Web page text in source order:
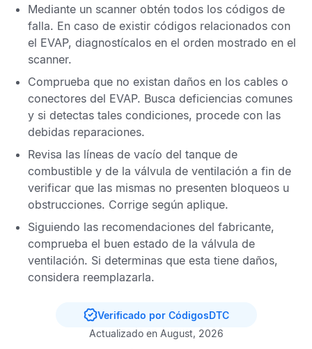
Mediante un scanner obtén todos los códigos de
falla. En caso de existir códigos relacionados con
el EVAP, diagnostícalos en el orden mostrado en el
scanner.
Comprueba que no existan daños en los cables o
conectores del EVAP. Busca deficiencias comunes
y si detectas tales condiciones, procede con las
debidas reparaciones.
Revisa las líneas de vacío del tanque de
combustible y de la válvula de ventilación a fin de
verificar que las mismas no presenten bloqueos u
obstrucciones. Corrige según aplique.
Siguiendo las recomendaciones del fabricante,
comprueba el buen estado de la válvula de
ventilación. Si determinas que esta tiene daños,
considera reemplazarla.
Verificado por CódigosDTC
Actualizado en August, 2026